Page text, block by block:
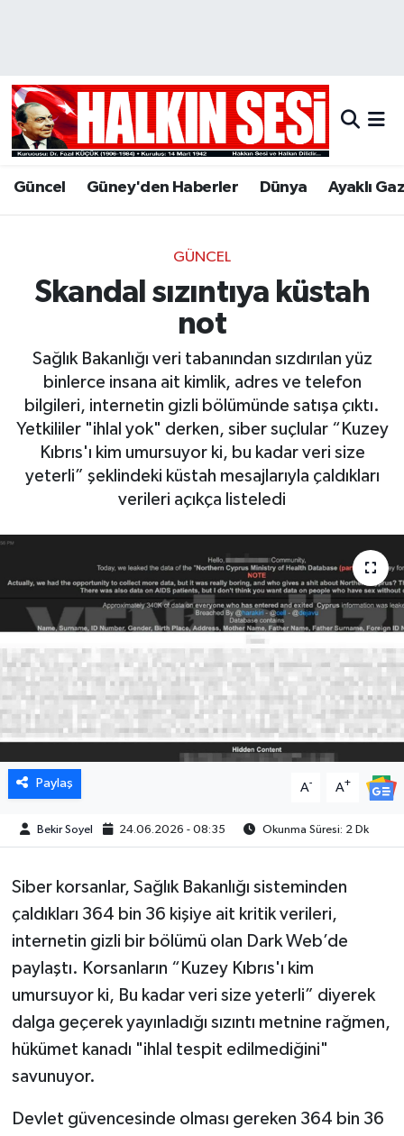
Güncel Güney'den Haberler Dünya Ayaklı
GÜNCEL
Skandal sızıntıya küstah
not
Sağlık Bakanlığı veri tabanından sızdırılan yüz
binlerce insana ait kimlik, adres ve telefon
bilgileri, internetin gizli bölümünde satışa çıktı.
Yetkililer "ihlal yok" derken, siber suçlular “Kuzey
Kıbrıs'ı kim umursuyor ki, bu kadar veri size
yeterli” şeklindeki küstah mesajlarıyla çaldıkları
verileri açıkça listeledi
Paylaş A- A+
Bekir Soyel 24.06.2026 - 08:35 Okunma Süresi: 2 Dk
Siber korsanlar, Sağlık Bakanlığı sisteminden
çaldıkları 364 bin 36 kişiye ait kritik verileri,
internetin gizli bir bölümü olan Dark Web’de
paylaştı. Korsanların “Kuzey Kıbrıs'ı kim
umursuyor ki, Bu kadar veri size yeterli” diyerek
dalga geçerek yayınladığı sızıntı metnine rağmen,
hükümet kanadı "ihlal tespit edilmediğini"
savunuyor.
Devlet güvencesinde olması gereken 364 bin 36
Hava Durumu
Trafik Durumu
Son Dakika Haberleri